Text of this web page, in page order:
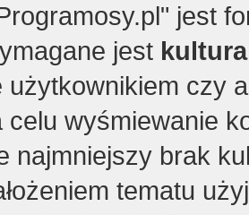
jest
jest
użytkownikiem czy
celu wyśmiewanie
najmniejszy brak
tematu